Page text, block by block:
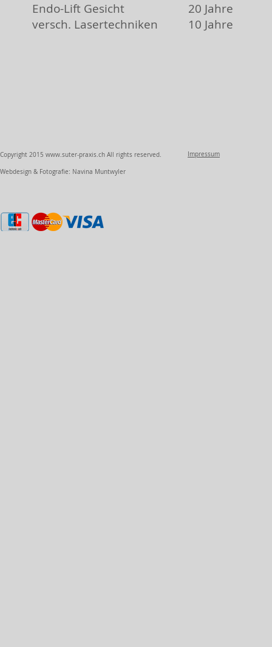
Endo-Lift Gesicht 20 Jahre
versch. Lasertechniken 10 Jahre
Copyright 2015 www.suter-praxis.ch All rights reserved.
Webdesign & Fotografie: Navina Muntwyler
Impressum